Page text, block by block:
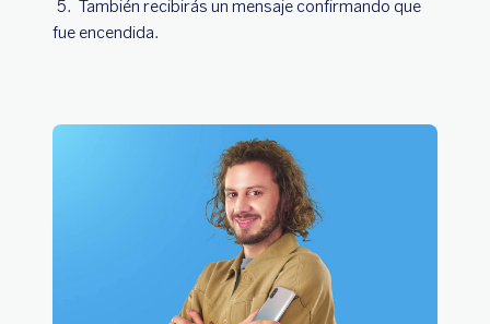
También recibirás un mensaje confirmando que
fue encendida.